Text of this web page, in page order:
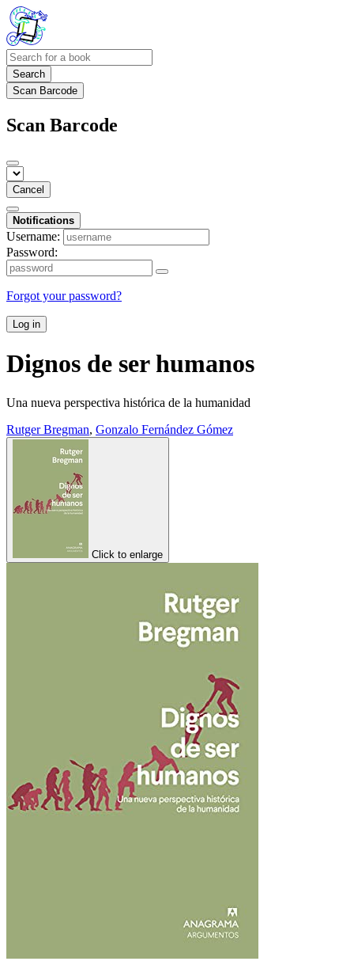
Search
Scan Barcode
Scan Barcode
Cancel
Notifications
Username:
Password:
Forgot your password?
Log in
Dignos de ser humanos
Una nueva perspectiva histórica de la humanidad
Rutger Bregman, Gonzalo Fernández Gómez
Click to enlarge